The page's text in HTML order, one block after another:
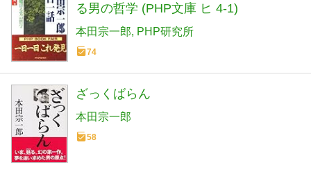
る男の哲学 (PHP文庫 ヒ 4-1)
本田宗一郎 PHP研究所
74
ざっくばらん
本田宗一郎
58